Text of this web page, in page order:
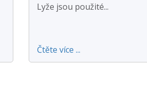
Lyže jsou použité...
Čtěte více ...